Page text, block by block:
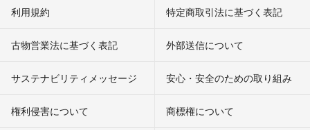
利用規約 特定商取引法に基づく表記
古物営業法に基づく表記 外部送信について
サステナビリティメッセージ 安心・安全のための取り組み
権利侵害について
商標権について